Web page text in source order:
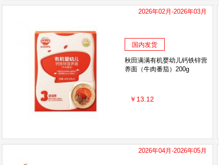
2026年02月-2026年03月
国内发货
秋田满满有机婴幼儿钙铁锌营
养面（牛肉番茄）200g
￥13.12
2026年04月-2026年05月